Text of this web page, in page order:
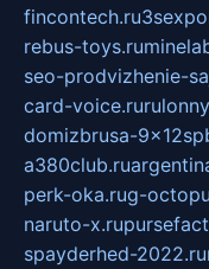
fincontech.ru
rebus-toys.ru
seo-prodvizhenie-
card-voice.ru
domizbrusa-
a380club.ru
perk-oka.rug-
naruto-x.ru
spayderhed-2022.ru